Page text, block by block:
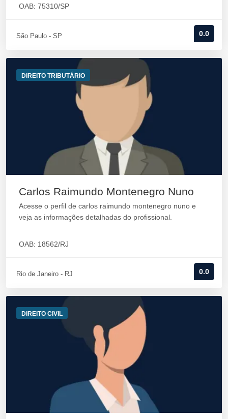
OAB: 75310/SP
São Paulo - SP 0.0
DIREITO TRIBUTÁRIO
Carlos Raimundo Montenegro Nuno
Acesse o perfil de carlos raimundo montenegro nuno e
veja as informações detalhadas do profissional.
OAB: 18562/RJ
Rio de Janeiro - RJ 0.0
DIREITO CIVIL